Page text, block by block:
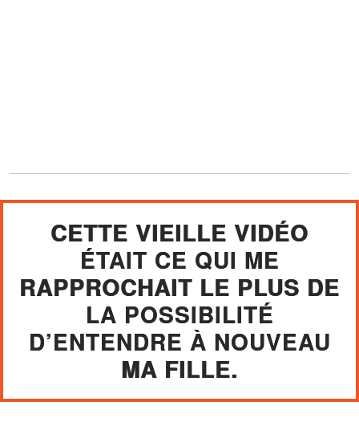
CETTE VIEILLE VIDÉO
ÉTAIT CE QUI ME
RAPPROCHAIT LE PLUS DE
LA POSSIBILITÉ
D’ENTENDRE À NOUVEAU
MA FILLE.